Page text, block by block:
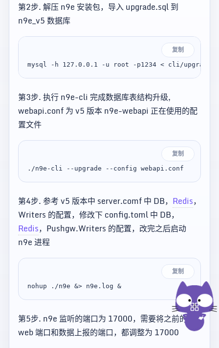
第2步. 解压 n9e 安装包，导入 upgrade.sql 到
n9e_v5 数据库
复制
第3步. 执行 n9e-cli 完成数据库表结构升级,
webapi.conf 为 v5 版本 n9e-webapi 正在使用的配
置文件
复制
第4步. 参考 v5 版本中 server.comf 中 DB， Redis，
Writers 的配置，修改下 config.toml 中 DB，
Redis，Pushgw.Writers 的配置，改完之后启动
n9e 进程
复制
第5步. n9e 监听的端口为 17000，需要将之前的
web 端口和数据上报的端口，都调整为 17000